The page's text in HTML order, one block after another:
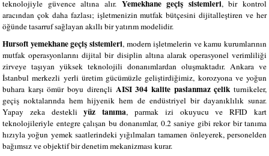
teknolojiyle güvence altına alır. Yemekhane geçiş sistemleri, bir kontrol
aracından çok daha fazlası; işletmenizin mutfak bütçesini dijitalleştiren ve her
öğünde tasarruf sağlayan akıllı bir yatırım modelidir.
Hursoft yemekhane geçiş sistemleri, modern işletmelerin ve kamu kurumlarının
mutfak operasyonlarını dijital bir disiplin altına alarak operasyonel verimliliği
zirveye taşıyan yüksek teknolojili donanımlardan oluşmaktadır. Ankara ve
İstanbul merkezli yerli üretim gücümüzle geliştirdiğimiz, korozyona ve yoğun
buhara karşı ömür boyu dirençli AISI 304 kalite paslanmaz çelik turnikeler,
geçiş noktalarında hem hijyenik hem de endüstriyel bir dayanıklılık sunar.
Yapay zeka destekliyüz tanıma, parmak izi okuyucu ve RFID kart
teknolojileriyle entegre çalışan bu donanımlar, 0.2 saniye gibi rekor bir tanıma
hızıyla yoğun yemek saatlerindeki yığılmaları tamamen önleyerek, personelden
bağımsız ve objektif bir denetim mekanizması kurar.